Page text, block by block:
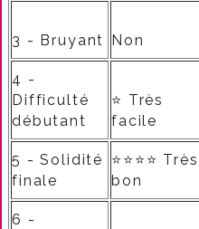
3 - Bruyant Non
4 -
Difficulté
débutant
⭐ Très
facile
5 - Solidité
finale
⭐⭐⭐⭐ Très
bon
6 -